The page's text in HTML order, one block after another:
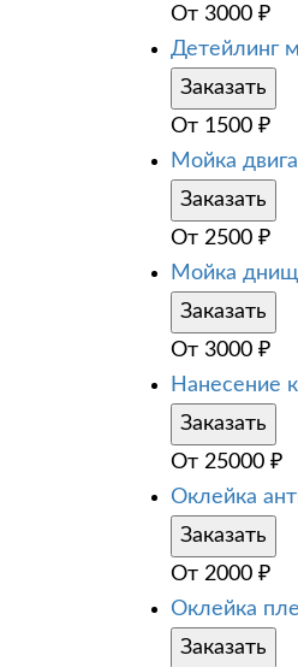
От 3000 ₽
Детейлинг
Заказать
От 1500 ₽
Мойка
Заказать
От 2500 ₽
Мойка
Заказать
От 3000 ₽
Нанесение
Заказать
От 25000 ₽
Оклейка
Заказать
От 2000 ₽
Оклейка
Заказать